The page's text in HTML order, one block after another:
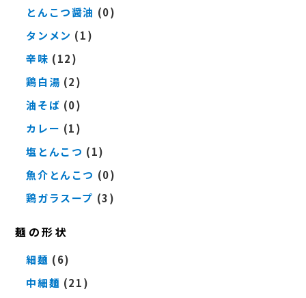
とんこつ醤油 (0)
タンメン (1)
辛味 (12)
鶏白湯 (2)
油そば (0)
カレー (1)
塩とんこつ (1)
魚介とんこつ (0)
鶏ガラスープ (3)
麺の形状
細麺 (6)
中細麺 (21)